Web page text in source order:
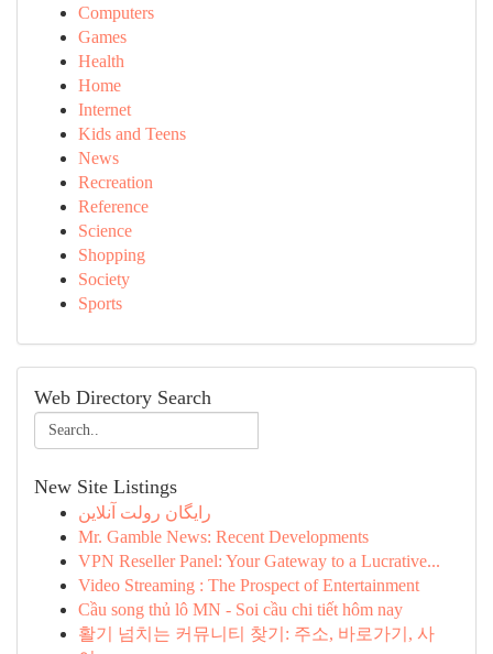
Computers
Games
Health
Home
Internet
Kids and Teens
News
Recreation
Reference
Science
Shopping
Society
Sports
Web Directory Search
New Site Listings
رایگان رولت آنلاین
Mr. Gamble News: Recent Developments
VPN Reseller Panel: Your Gateway to a Lucrative...
Video Streaming : The Prospect of Entertainment
Cầu song thủ lô MN - Soi cầu chi tiết hôm nay
활기 넘치는 커뮤니티 찾기: 주소, 바로가기, 사